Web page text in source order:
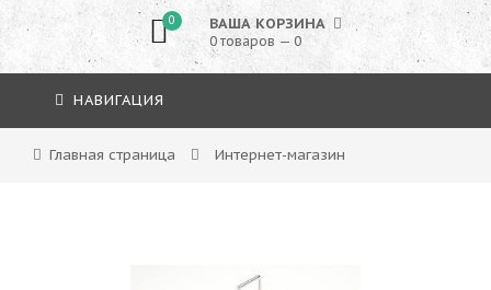
0 ВАША КОРЗИНА
0 товаров — 0
НАВИГАЦИЯ
Главная страница Интернет-магазин